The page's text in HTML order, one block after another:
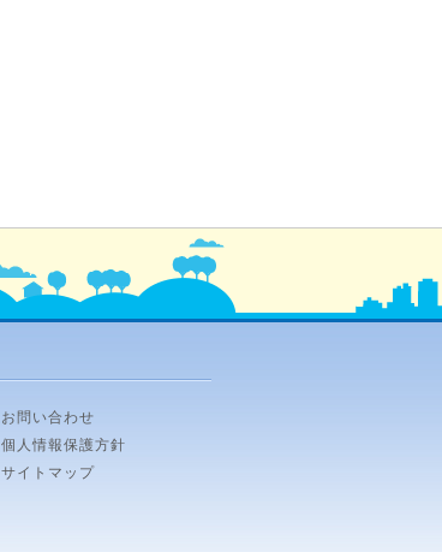
お問い合わせ
個人情報保護方針
サイトマップ